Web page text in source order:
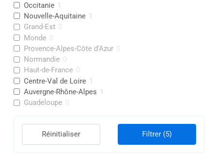
Occitanie 1
Nouvelle-Aquitaine 1
Grand-Est 0
Monde 0
Provence-Alpes-Côte d'Azur 0
Normandie 0
Haut-de-France 0
Centre-Val de Loire 1
Auvergne-Rhône-Alpes 1
Guadeloupe 0
Filtrer (5)
Réinitialiser